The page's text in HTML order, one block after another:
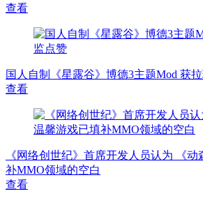
查看
国人自制《星露谷》博德3主题Mod 获
查看
《网络创世纪》首席开发人员认为 《
补MMO领域的空白
查看